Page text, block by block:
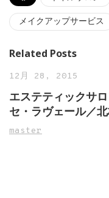
メイクアップサービス
Related Posts
12月 28, 2015
エステティックサロ
セ・ラヴェール／
master